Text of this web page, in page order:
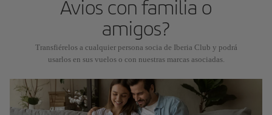
Avios con familia o
amigos?
Transfiérelos a cualquier persona socia de Iberia Club y podrá
usarlos en sus vuelos o con nuestras marcas asociadas.